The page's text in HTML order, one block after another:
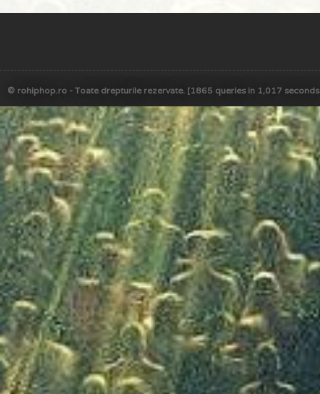
© rohiphop.ro - Toate drepturile rezervate. [1865 queries in 1,017